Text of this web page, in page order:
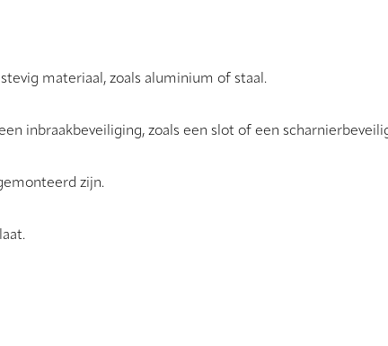
materiaal, zoals aluminium of staal.
inbraakbeveiliging, zoals een slot of een
zijn.